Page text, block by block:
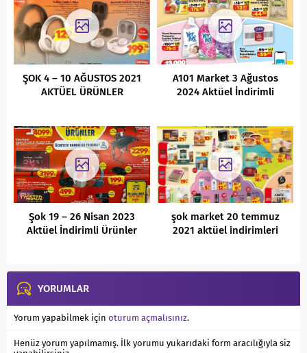
ŞOK 4 – 10 AĞUSTOS 2021
AKTÜEL ÜRÜNLER
A101 Market 3 Ağustos
2024 Aktüel İndirimli
Şok 19 – 26 Nisan 2023
Aktüel İndirimli Ürünler
şok market 20 temmuz
2021 aktüel indirimleri
YORUMLAR
Yorum yapabilmek için oturum açmalısınız.
Henüz yorum yapılmamış. İlk yorumu yukarıdaki form aracılığıyla siz